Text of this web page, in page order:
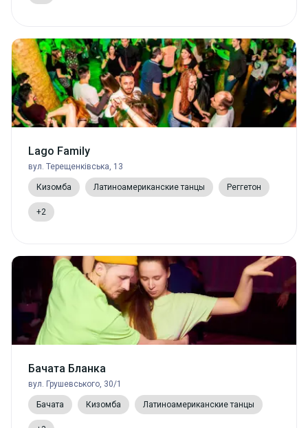
Lago Family
вул. Терещенківська, 13
Кизомба Латиноамериканские танцы Реггетон
+2
Бачата Бланка
вул. Грушевського, 30/1
Бачата Кизомба Латиноамериканские танцы